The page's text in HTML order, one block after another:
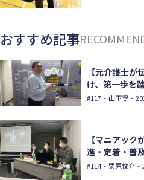
おすすめ記事
【元介護士
け、第一歩を
#117 - 山下奨 -
【マニアッ
進・定着・普
#114 - 栗原俊介 -